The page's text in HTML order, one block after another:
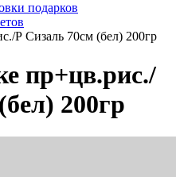
подарков
Р Сизаль 70см (бел) 200гр
пр+цв.рис./
200гр